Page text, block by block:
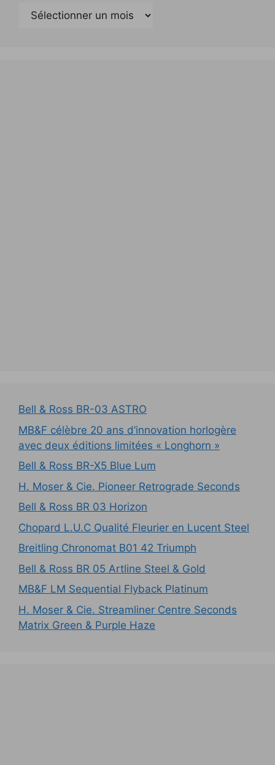
Bell & Ross BR-03 ASTRO
MB&F célèbre 20 ans d’innovation horlogère
avec deux éditions limitées « Longhorn »
Bell & Ross BR-X5 Blue Lum
H. Moser & Cie. Pioneer Retrograde Seconds
Bell & Ross BR 03 Horizon
Chopard L.U.C Qualité Fleurier en Lucent Steel
Breitling Chronomat B01 42 Triumph
Bell & Ross BR 05 Artline Steel & Gold
MB&F LM Sequential Flyback Platinum
H. Moser & Cie. Streamliner Centre Seconds
Matrix Green & Purple Haze